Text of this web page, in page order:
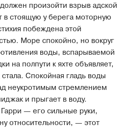
произойти взрыв адской
стоящую у берега моторную
побеждена этой
Море спокойно, но вокруг
воды, вспарываемой
на полпути к яхте объявляет,
Спокойная гладь воды
неукротимым стремлением
и прыгает в воду.
— его сильные руки,
относительности, — этот